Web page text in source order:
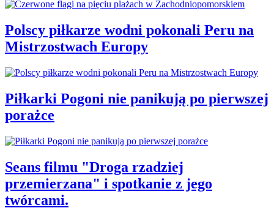
Polscy piłkarze wodni pokonali Peru na
Mistrzostwach Europy
Piłkarki Pogoni nie panikują po pierwszej
porażce
Seans filmu "Droga rzadziej
przemierzana" i spotkanie z jego
twórcami.